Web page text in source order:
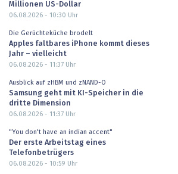
Millionen US-Dollar
06.08.2026 - 10:30 Uhr
Die Gerüchteküche brodelt
Apples faltbares iPhone kommt dieses
Jahr – vielleicht
06.08.2026 - 11:37Uhr
Ausblick auf zHBM und zNAND-O
Samsung geht mit KI-Speicher in die
dritte Dimension
06.08.2026 - 11:37Uhr
"You don't have an indian accent"
Der erste Arbeitstag eines
Telefonbetrügers
06.08.2026 - 10:59 Uhr